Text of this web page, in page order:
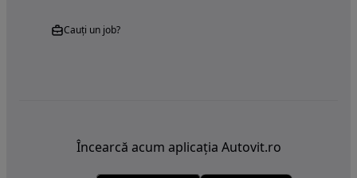
Cauți un job?
Încearcă acum aplicația Autovit.ro